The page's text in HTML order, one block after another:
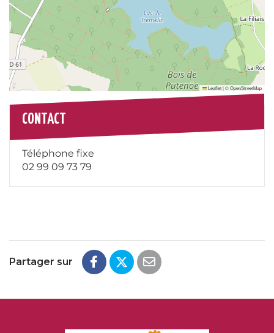
Leaflet|©OpenStreetMap
CONTACT
Téléphone fixe
02 99 09 73 79
Partager sur